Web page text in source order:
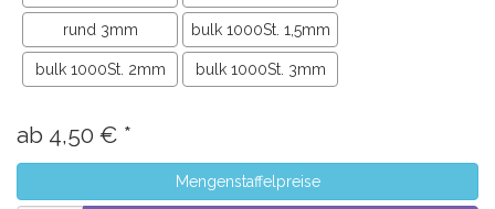
rund 3mm bulk 1000St. 1,5mm
bulk 1000St. 2mm bulk 1000St. 3mm
ab 4,50 € *
Mengenstaffelpreise